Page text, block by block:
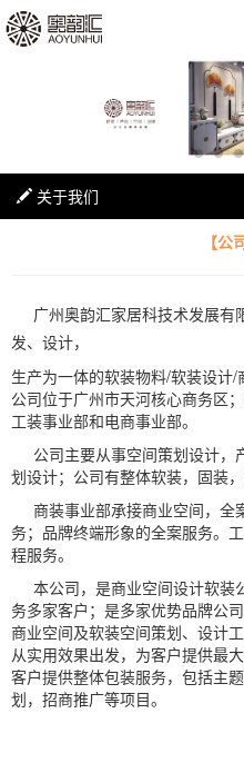
关于我们
【公
广州奥韵汇家居科技术发展有
发、设计，
生产为一体的软装物料/软装设计/
公司位于广州市天河核心商务区
工装事业部和电商事业部。
公司主要从事空间策划设计，
划设计；公司有整体软装，固装
商装事业部承接商业空间，全
务；品牌终端形象的全案服务。
程服务。
本公司，是商业空间设计软装
务多家客户；是多家优势品牌公
商业空间及软装空间策划、设计
从实用效果出发，为客户提供最
客户提供整体包装服务，包括主
划，招商推广等项目。